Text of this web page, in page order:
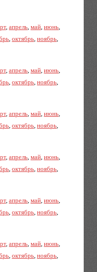
,апрель,май,июнь,
,октябрь,ноябрь,
,апрель,май,июнь,
,октябрь,ноябрь,
,апрель,май,июнь,
,октябрь,ноябрь,
,апрель,май,июнь,
,октябрь,ноябрь,
,апрель,май,июнь,
,октябрь,ноябрь,
,апрель,май,июнь,
,октябрь,ноябрь,